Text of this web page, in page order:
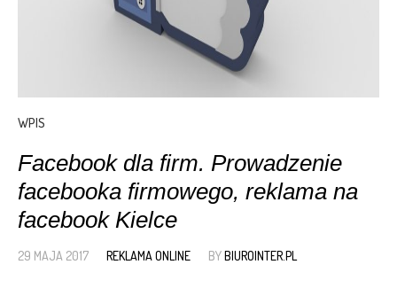
WPIS
Facebook dla firm. Prowadzenie
facebooka firmowego, reklama na
facebook Kielce
29 MAJA 2017 REKLAMA ONLINE BYBIUROINTER.PL